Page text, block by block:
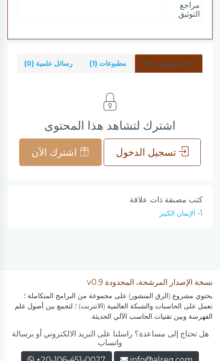
مراجع
التوثيق
المخطوطات (1) مطبوعات (1) رسائل علمية (0)
اشترك لتشاهد هذا المحتوى
تسجيل الدخول اشترك الآن
كتب مصنفة ذات علاقة
1- الإيمان الكبير
نسخة الإصدار المرشحة، المحدودة v0.9
يحتوي مشروع (الرق المنشور) على مجموعة من البرامج المتكاملة ؛
تعمل على الحاسبات والشبكة العالمية (الانترنت) ؛ لتجمع بين أصول علم
الفهرسة وبين تقنيات الحاسب الآلي الحديثة.
هل تحتاج إلى مساعدة؟ راسلنا على البريد الالكتروني أو برسالة
واتساب